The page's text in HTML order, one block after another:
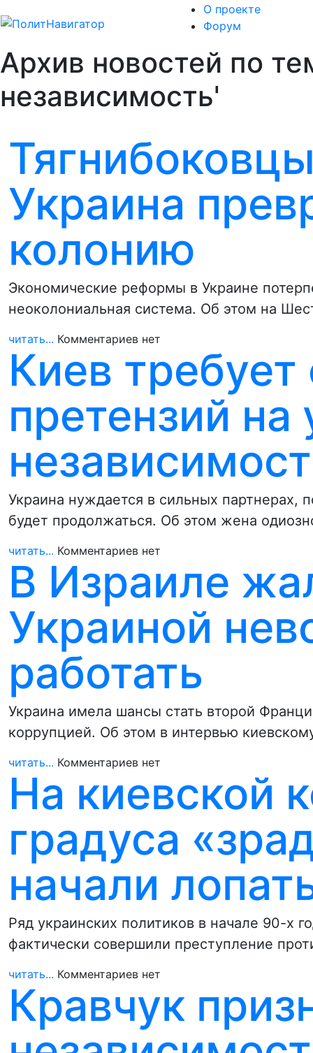
О проекте
Форум
Архив новостей по
независимость'
Украина
колонию
Экономические реформы в Украине
неоколониальная система. Об этом на
читать... Комментариев нет
Киев
претензий
Украина нуждается в сильных партнерах,
будет продолжаться. Об этом жена
читать... Комментариев нет
В Израиле
Украиной
работать
Украина имела шансы стать второй
коррупцией. Об этом в интервью
читать... Комментариев нет
На киевской
градуса
начали
Ряд украинских политиков в начале 90-х
фактически совершили преступление
читать... Комментариев нет
Кравчук